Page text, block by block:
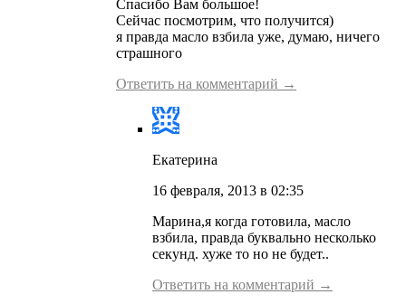
Спасибо Вам большое!
Сейчас посмотрим, что получится)
я правда масло взбила уже, думаю, ничего
страшного
Ответить на комментарий →
Екатерина
16 февраля, 2013 в 02:35
Марина,я когда готовила, масло
взбила, правда буквально несколько
секунд. хуже то но не будет..
Ответить на комментарий →